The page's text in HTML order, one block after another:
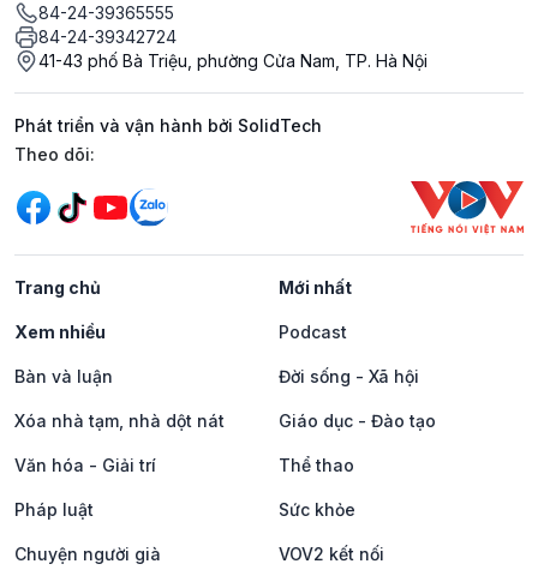
84-24-39365555
84-24-39342724
41-43 phố Bà Triệu, phường Cửa Nam, TP. Hà Nội
Phát triển và vận hành bởi SolidTech
Mạng xã hội
Theo dõi:
Trang chủ Mới nhất
Xem nhiều Podcast
Bàn và luận Đời sống - Xã hội
Xóa nhà tạm, nhà dột nát Giáo dục - Đào tạo
Văn hóa - Giải trí Thể thao
Pháp luật Sức khỏe
Chuyện người già VOV2 kết nối